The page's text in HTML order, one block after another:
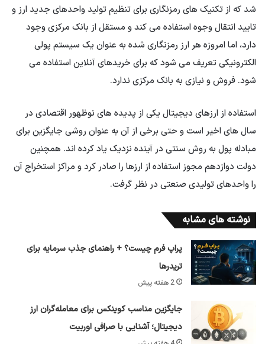
شد که از تکنیک های رمزنگاری برای تنظیم تولید واحدهای جدید ارز و
تایید انتقال وجوه استفاده می کند و مستقل از بانک مرکزی وجود
دارد، اما امروزه هر ارز رمزنگاری شده به عنوان یک سیستم پولی
الکترونیکی تعریف می شود که برای خریدهای آنلاین استفاده می
شود. فروش و نیازی به بانک مرکزی ندارد.
استفاده از ارزهای دیجیتال یکی از پدیده های نوظهور اقتصادی در
سال های اخیر است و حتی برخی از آن به عنوان روشی جایگزین برای
مبادله پول به روش سنتی در آینده نزدیک یاد کرده اند. همچنین
دولت دوازدهم مجوز استفاده از ارزها را صادر کرد و مراکز استخراج آن
را واحدهای تولیدی صنعتی در نظر گرفت.
نوشته های مشابه
پراپ فرم چیست؟ + راهنمای جذب سرمایه برای
تریدرها
2 هفته پیش
جایگزین مناسب کوینکس برای معامله‌گران ارز
دیجیتال؛ آشنایی با صرافی اوربیت